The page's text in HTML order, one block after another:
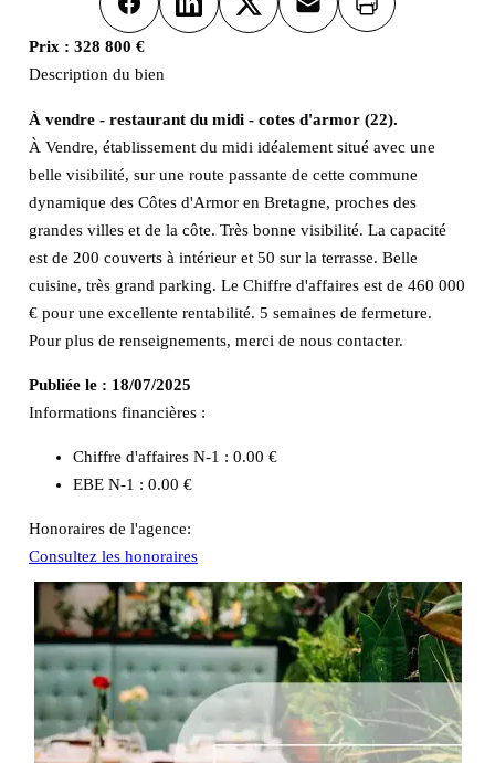
FacebookLinkedInX Email Imprimer
Prix : 328 800 €
Description du bien
À vendre - restaurant du midi - cotes d'armor (22).
À Vendre, établissement du midi idéalement situé avec une
belle visibilité, sur une route passante de cette commune
dynamique des Côtes d'Armor en Bretagne, proches des
grandes villes et de la côte. Très bonne visibilité. La capacité
est de 200 couverts à intérieur et 50 sur la terrasse. Belle
cuisine, très grand parking. Le Chiffre d'affaires est de 460 000
€ pour une excellente rentabilité. 5 semaines de fermeture.
Pour plus de renseignements, merci de nous contacter.
Publiée le : 18/07/2025
Informations financières :
Chiffre d'affaires N-1 : 0.00 €
EBE N-1 : 0.00 €
Honoraires de l'agence:
Consultez les honoraires